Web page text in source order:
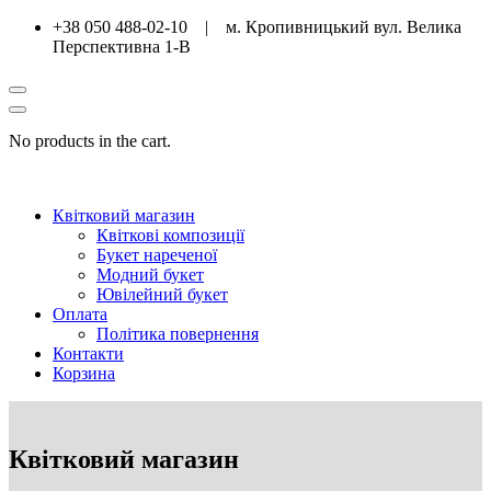
+38 050 488-02-10 | м. Кропивницький вул. Велика
Перспективна 1-В
No products in the cart.
Квітковий магазин
Квіткові композиції
Букет нареченої
Модний букет
Ювілейний букет
Оплата
Політика повернення
Контакти
Корзина
Квітковий магазин